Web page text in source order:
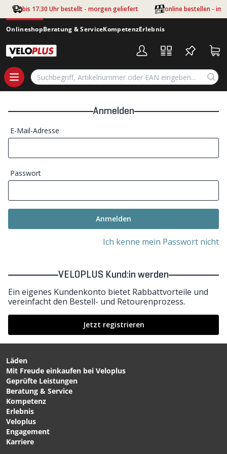
Zum Hauptinhalt springen
bis 17.30 Uhr bestellt - morgen geliefert online bestellen - im
OnlineshopBeratung & ServiceKompetenzErlebnis
Anmelden
E-Mail-Adresse
Passwort
Anmelden
Ich kenne mein Passwort nicht
VELOPLUS Kund:in werden
Ein eigenes Kundenkonto bietet Rabbattvorteile und
vereinfacht den Bestell- und Retourenprozess.
Jetzt registrieren
Läden
Mit Freude einkaufen bei Veloplus
Geprüfte Leistungen
Beratung & Service
Kompetenz
Erlebnis
Veloplus
Engagement
Karriere